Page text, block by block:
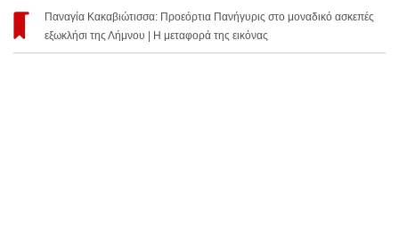
Παναγία Κακαβιώτισσα: Προεόρτια Πανήγυρις στο μοναδικό ασκεπές
εξωκλήσι της Λήμνου | Η μεταφορά της εικόνας